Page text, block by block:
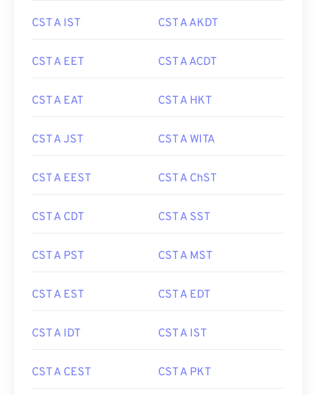
CST A IST CST A AKDT
CST A EET CST A ACDT
CST A EAT CST A HKT
CST A JST CST A WITA
CST A EEST CST A ChST
CST A CDT CST A SST
CST A PST CST A MST
CST A EST CST A EDT
CST A IDT CST A IST
CST A CEST CST A PKT